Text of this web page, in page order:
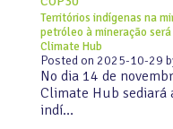
Territórios indígenas na
petróleo à mineração será
Climate Hub
Posted on 2025-10-29
No dia 14 de
Climate Hub sediará
indí…